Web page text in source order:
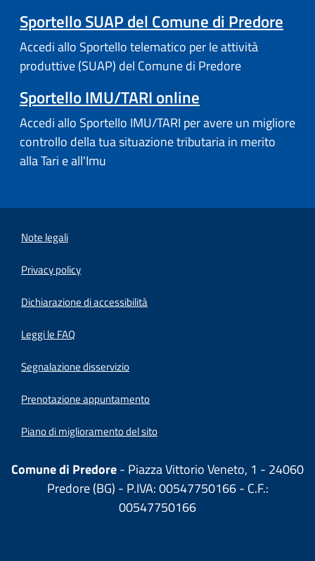
Sportello SUAP del Comune di Predore
Accedi allo Sportello telematico per le attività
produttive (SUAP) del Comune di Predore
Sportello IMU/TARI online
Accedi allo Sportello IMU/TARI per avere un migliore
controllo della tua situazione tributaria in merito
alla Tari e all'Imu
Note legali
Privacy policy
Dichiarazione di accessibilità
Leggi le FAQ
Segnalazione disservizio
Prenotazione appuntamento
Piano di miglioramento del sito
Comune di Predore- Piazza Vittorio Veneto, 1 - 24060
Predore (BG) - P.IVA: 00547750166 - C.F.:
00547750166